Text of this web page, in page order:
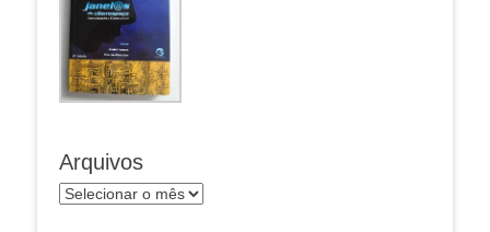
Arquivos
Arquivos